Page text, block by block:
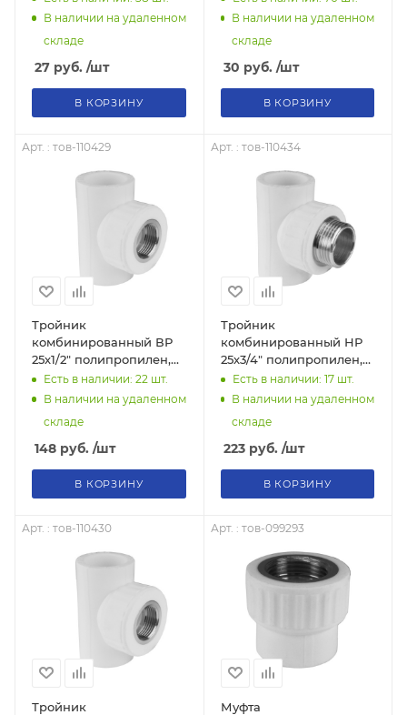
В наличии на удаленном
складе
27 руб. /шт
В КОРЗИНУ
В наличии на удаленном
складе
30 руб. /шт
В КОРЗИНУ
Арт. : тов-110429
Тройник
комбинированный ВР
25х1/2" полипропилен,
тов-110429
Есть в наличии: 22 шт.
В наличии на удаленном
складе
148 руб. /шт
В КОРЗИНУ
Арт. : тов-110434
Тройник
комбинированный НР
25х3/4" полипропилен,
тов-110434
Есть в наличии: 17шт.
В наличии на удаленном
складе
223руб. /шт
В КОРЗИНУ
Арт. : тов-110430
Тройник
Арт. : тов-099293
Муфта